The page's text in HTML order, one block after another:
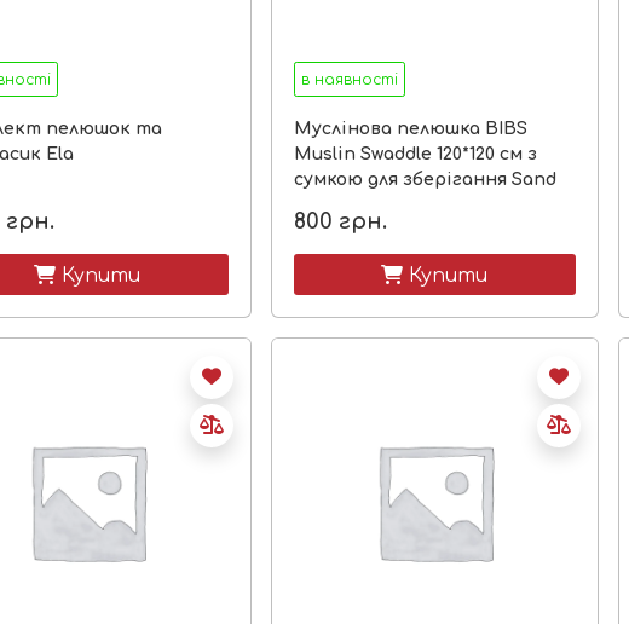
пелюшок та
Ela
грн.
 Купити
в наявності
Муслінова пелюшка BIBS
Muslin Swaddle 120*120 см з
сумкою для зберігання Sand
800 грн.
 Купити